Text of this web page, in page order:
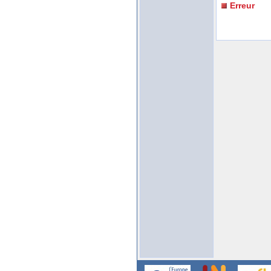
Erreur